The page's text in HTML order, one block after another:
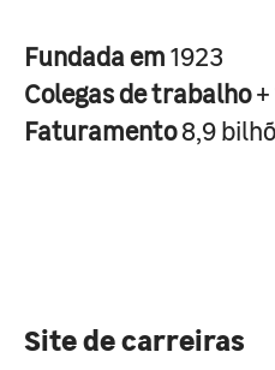
Fundada em1923
Colegas de trabalho
Faturamento8,9
Site de carreiras